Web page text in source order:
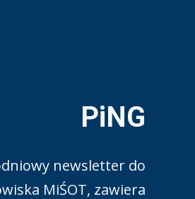
PiNG
newsletter do
MiŚOT, zawiera